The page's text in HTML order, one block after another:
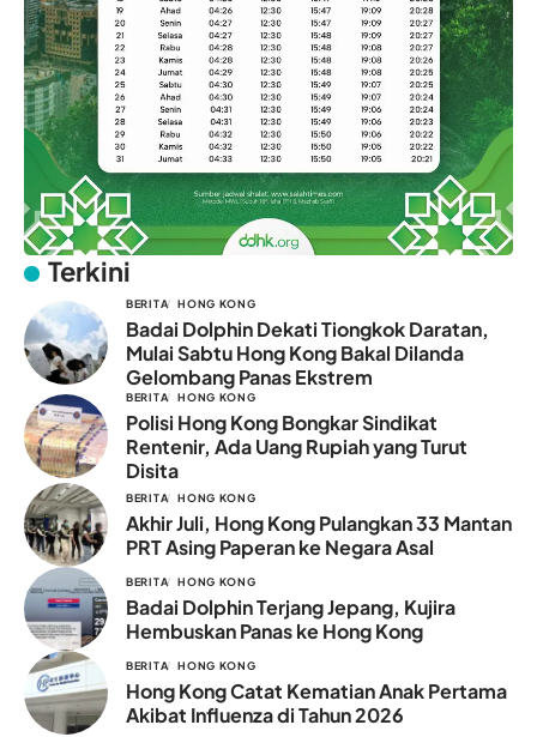
Terkini
BERITA HONG KONG
Badai Dolphin Dekati Tiongkok Daratan,
Mulai Sabtu Hong Kong Bakal Dilanda
Gelombang Panas Ekstrem
BERITA HONG KONG
Polisi Hong Kong Bongkar Sindikat
Rentenir, Ada Uang Rupiah yang Turut
Disita
BERITA HONG KONG
Akhir Juli, Hong Kong Pulangkan 33 Mantan
PRT Asing Paperan ke Negara Asal
BERITA HONG KONG
Badai Dolphin Terjang Jepang, Kujira
Hembuskan Panas ke Hong Kong
BERITA HONG KONG
Hong Kong Catat Kematian Anak Pertama
Akibat Influenza di Tahun 2026